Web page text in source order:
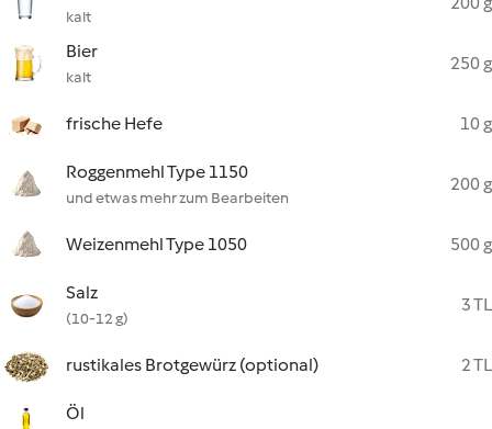
kalt
Bier
kalt
250 g
frische Hefe 10 g
Roggenmehl Type 1150
und etwas mehr zum Bearbeiten
200 g
Weizenmehl Type 1050 500 g
Salz
(10-12 g)
3 TL
rustikales Brotgewürz (optional) 2 TL
Öl